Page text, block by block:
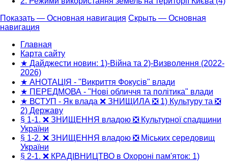
Основная
навигация
Показать — Основная навигация Скрыть — Основная
навигация
Главная
Карта сайту
★ Дайджести новин: 1)-Війна та 2)-Визволення (2022-
2026)
★ АНОТАЦІЯ - "Викриття Фокусів" влади
★ ПЕРЕДМОВА - "Нові обличчя та політика" влади
★ ВСТУП - Як влада ❌ ЗНИЩИЛА ❎ 1) Культуру та ❎
2) Державу
§ 1-1. ❌ ЗНИЩЕННЯ владою ❎ Культурної спадщини
України
§ 1-2. ❌ ЗНИЩЕННЯ владою ❎ Міських середовищ
України
§ 2-1. ❌ КРАДІВНИЦТВО в Охороні пам'яток: 1)